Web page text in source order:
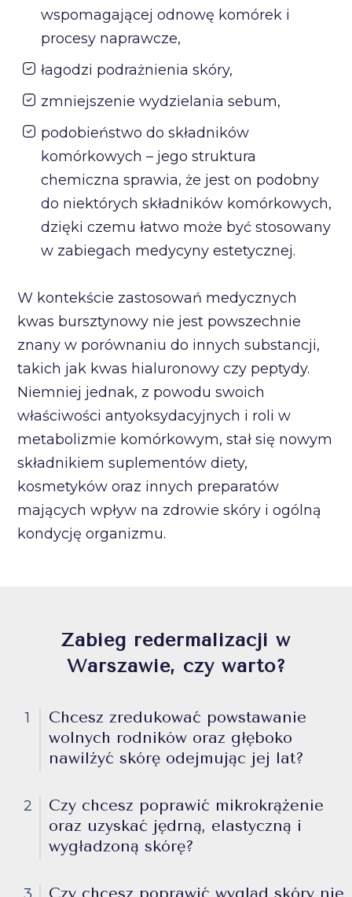
wspomagającej odnowę komórek i
procesy naprawcze,
łagodzi podrażnienia skóry,
zmniejszenie wydzielania sebum,
podobieństwo do składników
komórkowych – jego struktura
chemiczna sprawia, że jest on podobny
do niektórych składników komórkowych,
dzięki czemu łatwo może być stosowany
w zabiegach medycyny estetycznej.
W kontekście zastosowań medycznych
kwas bursztynowy nie jest powszechnie
znany w porównaniu do innych substancji,
takich jak kwas hialuronowy czy peptydy.
Niemniej jednak, z powodu swoich
właściwości antyoksydacyjnych i roli w
metabolizmie komórkowym, stał się nowym
składnikiem suplementów diety,
kosmetyków oraz innych preparatów
mających wpływ na zdrowie skóry i ogólną
kondycję organizmu.
Zabieg redermalizacji w
Warszawie, czy warto?
1
Chcesz zredukować powstawanie
wolnych rodników oraz głęboko
nawilżyć skórę odejmując jej lat?
2
Czy chcesz poprawić mikrokrążenie
oraz uzyskać jędrną, elastyczną i
wygładzoną skórę?
Czy chcesz poprawić wygląd skóry nie